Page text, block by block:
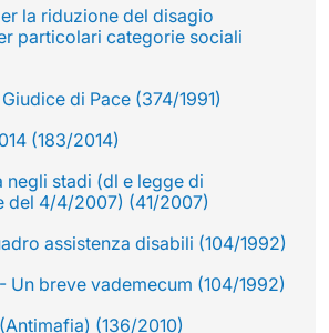
la riduzione del disagio
particolari categorie sociali
di Pace (374/1991)
(183/2014)
negli stadi (dl e legge di
del 4/4/2007) (41/2007)
assistenza disabili (104/1992)
Un breve vademecum (104/1992)
(136/2010)